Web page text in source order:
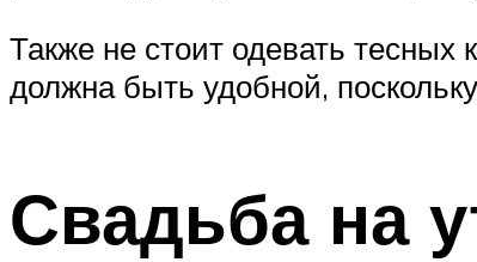
Также не стоит одевать
должна быть удобной,
Свадьба на